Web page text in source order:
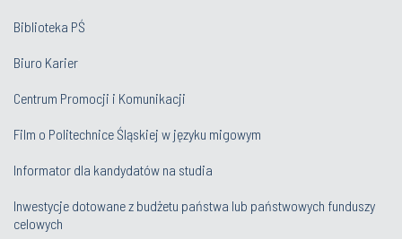
Biblioteka PŚ
Biuro Karier
Centrum Promocji i Komunikacji
Film o Politechnice Śląskiej w języku migowym
Informator dla kandydatów na studia
Inwestycje dotowane z budżetu państwa lub państwowych funduszy
celowych